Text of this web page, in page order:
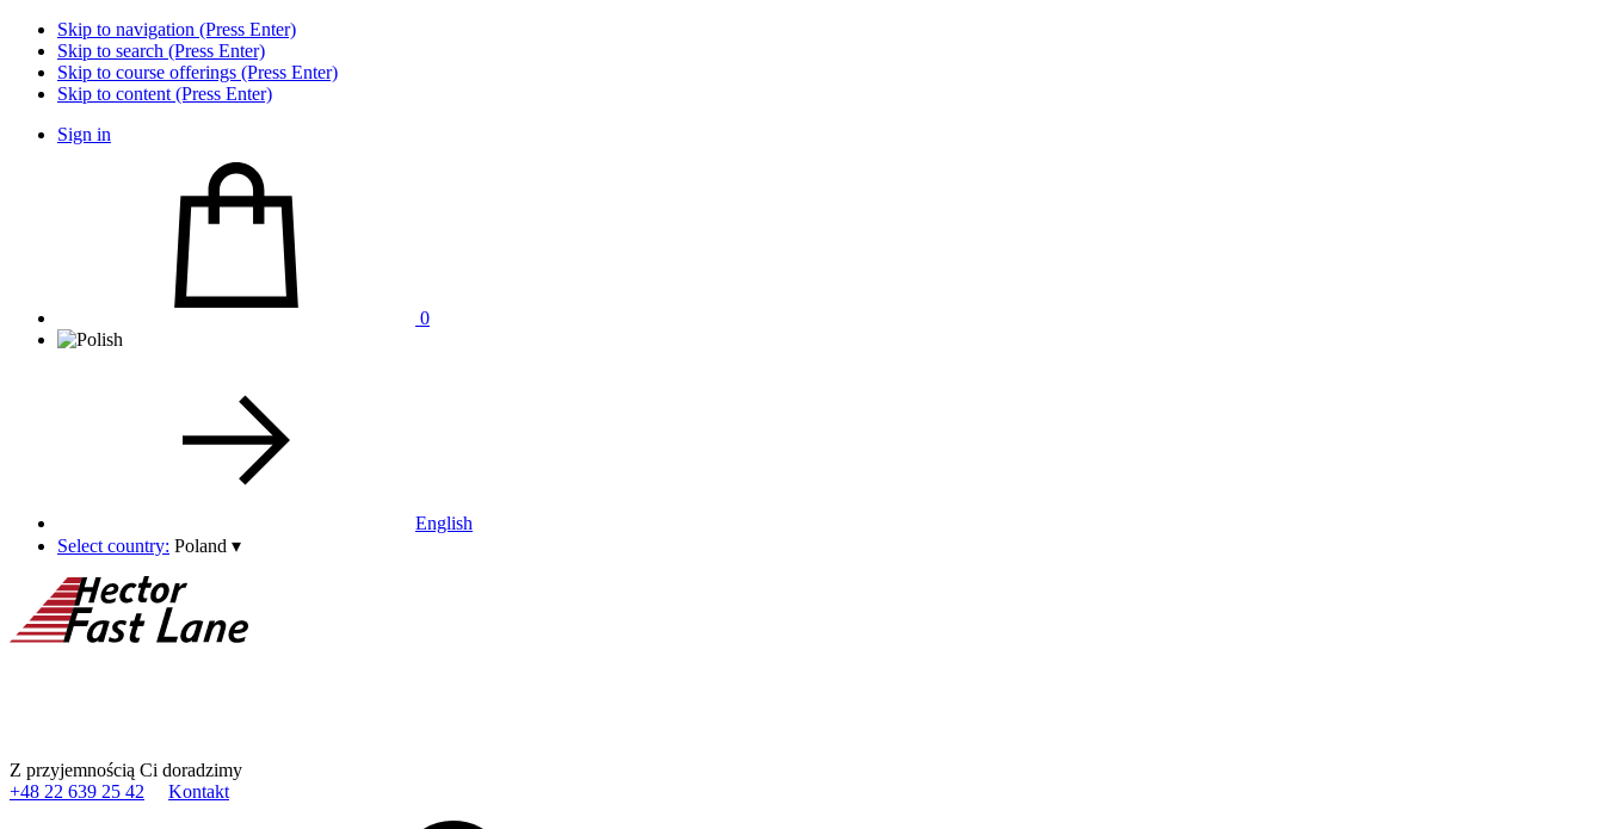
Skip to navigation (Press Enter)
Skip to search (Press Enter)
Skip to course offerings (Press Enter)
Skip to content (Press Enter)
Sign in
0
English
Select country: Poland ▾
Z przyjemnością Ci doradzimy
+48 22 639 25 42
Kontakt